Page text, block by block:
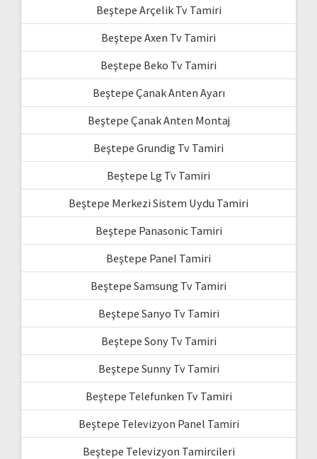
Beştepe Arçelik Tv Tamiri
Beştepe Axen Tv Tamiri
Beştepe Beko Tv Tamiri
Beştepe Çanak Anten Ayarı
Beştepe Çanak Anten Montaj
Beştepe Grundig Tv Tamiri
Beştepe Lg Tv Tamiri
Beştepe Merkezi Sistem Uydu Tamiri
Beştepe Panasonic Tamiri
Beştepe Panel Tamiri
Beştepe Samsung Tv Tamiri
Beştepe Sanyo Tv Tamiri
Beştepe Sony Tv Tamiri
Beştepe Sunny Tv Tamiri
Beştepe Telefunken Tv Tamiri
Beştepe Televizyon Panel Tamiri
Beştepe Televizyon Tamircileri